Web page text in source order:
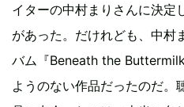
イターの中村まりさんに決定
があった。だけれども、中村
バム『Beneath the
ようのない作品だったのだ。